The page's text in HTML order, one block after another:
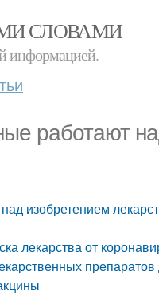
СЛОВАМИ
информацией.
работают
изобретением
лекарства от